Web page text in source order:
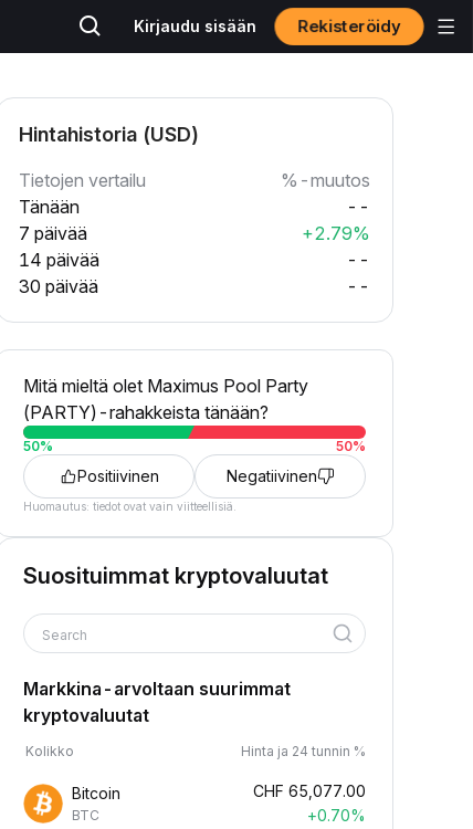
Kirjaudu sisään Rekisteröidy
Hintahistoria (USD)
Tietojen vertailu
%-muutos
Tänään
--
7 päivää
+2.79%
14 päivää
--
30 päivää
--
Mitä mieltä olet Maximus Pool Party
(PARTY)-rahakkeista tänään?
50% 50%
Positiivinen Negatiivinen
Huomautus: tiedot ovat vain viitteellisiä.
Suosituimmat kryptovaluutat
Search
Markkina-arvoltaan suurimmat
kryptovaluutat
Kolikko Hinta ja 24 tunnin %
Bitcoin
BTC
CHF 65,077.00
+0.70%